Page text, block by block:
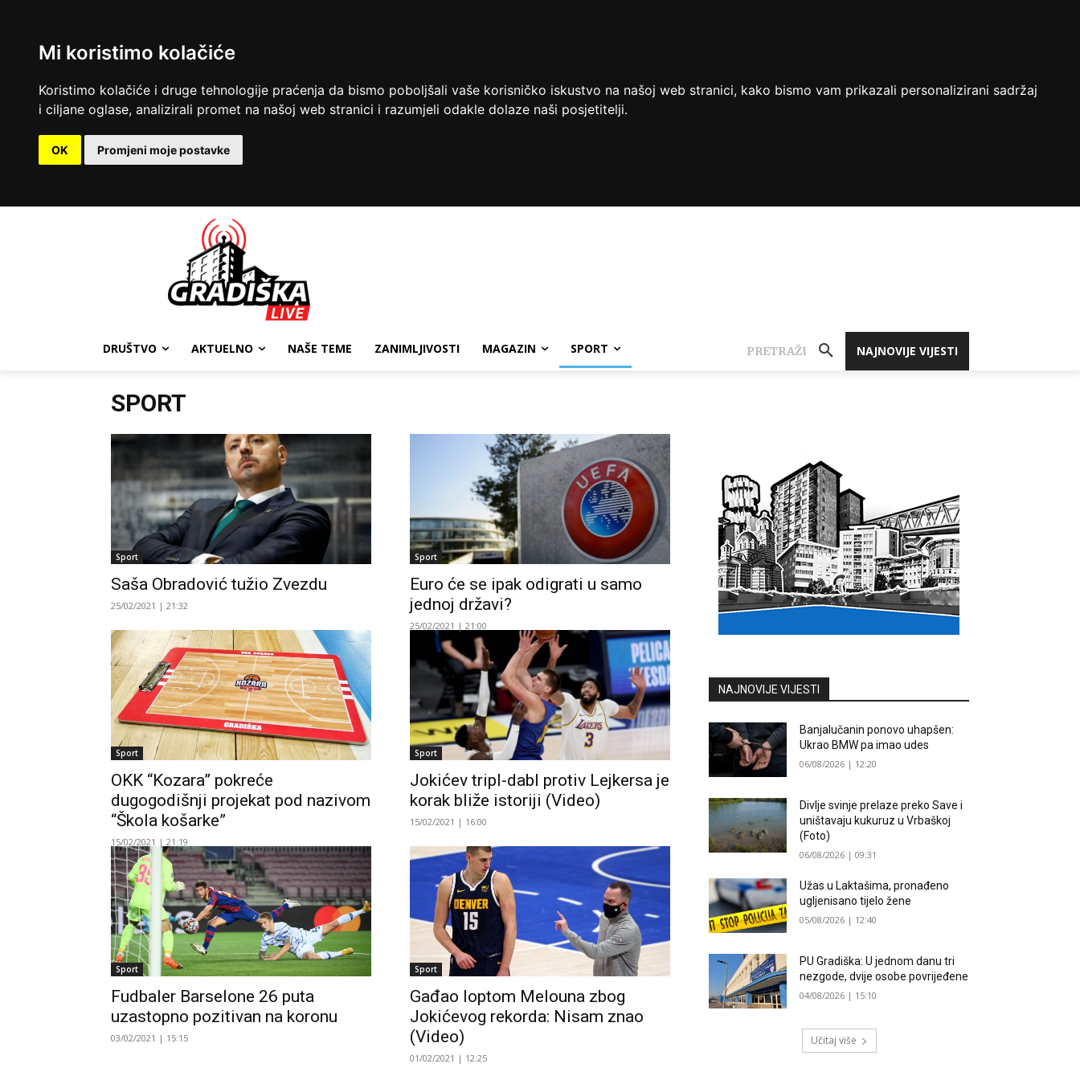
Mi koristimo kolačiće
Koristimo kolačiće i druge tehnologije praćenja da bismo poboljšali vaše korisničko iskustvo na našoj web stranici, kako bismo vam prikazali personalizirani sadržaj
i ciljane oglase, analizirali promet na našoj web stranici i razumjeli odakle dolaze naši posjetitelji.
OK Promjeni moje postavke
DRUŠTVO AKTUELNO NAŠE TEME ZANIMLJIVOSTI MAGAZIN SPORT NAJNOVIJE VIJESTI
PRETRAŽI
SPORT
Sport
Saša Obradović tužio Zvezdu
25/02/2021 | 21:32
Sport
Euro će se ipak odigrati u samo
jednoj državi?
25/02/2021 | 21:00
Sport
OKK “Kozara” pokreće
dugogodišnji projekat pod nazivom
“Škola košarke”
15/02/2021 | 21:19
Sport
Jokićev tripl-dabl protiv Lejkersa je
korak bliže istoriji (Video)
15/02/2021 | 16:00
Sport
Fudbaler Barselone 26 puta
uzastopno pozitivan na koronu
03/02/2021 | 15:15
Sport
Gađao loptom Melouna zbog
Jokićevog rekorda: Nisam znao
(Video)
01/02/2021 | 12:25
NAJNOVIJE VIJESTI
Banjalučanin ponovo uhapšen:
Ukrao BMW pa imao udes
06/08/2026 | 12:20
Divlje svinje prelaze preko Save i
uništavaju kukuruz u Vrbaškoj
(Foto)
06/08/2026 | 09:31
Užas u Laktašima, pronađeno
ugljenisano tijelo žene
05/08/2026 | 12:40
PU Gradiška: U jednom danu tri
nezgode, dvije osobe povrijeđene
04/08/2026 | 15:10
Učitaj više